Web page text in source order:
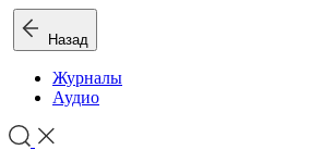
Назад
Журналы
Аудио